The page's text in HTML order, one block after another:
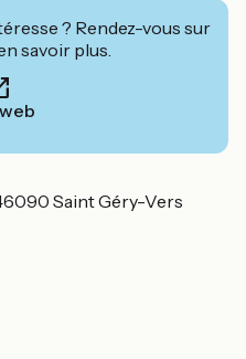
? Rendez-vous sur
savoir plus.
Saint Géry-Vers